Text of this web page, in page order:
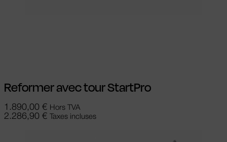
Reformer avec tour StartPro
1.890,00 € Hors TVA
2.286,90 € Taxes incluses